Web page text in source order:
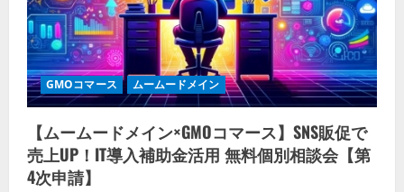
GMOコマース ムームードメイン
【ムームードメイン×GMOコマース】SNS販促で
売上UP！IT導入補助金活用 無料個別相談会【第
4次申請】